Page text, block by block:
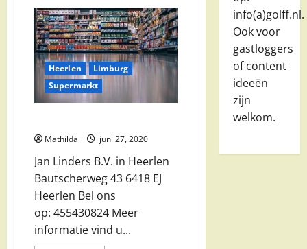
Heerlen
in
Heerlen
Heerlen
Limburg
Supermarkt
Mathilda juni 27, 2020
Jan Linders B.V. in Heerlen
Bautscherweg 43 6418 EJ
Heerlen Bel ons
op: 455430824 Meer
informatie vind u...
info(a)golff.nl.
Ook voor
gastloggers
of content
ideeën
zijn
welkom.